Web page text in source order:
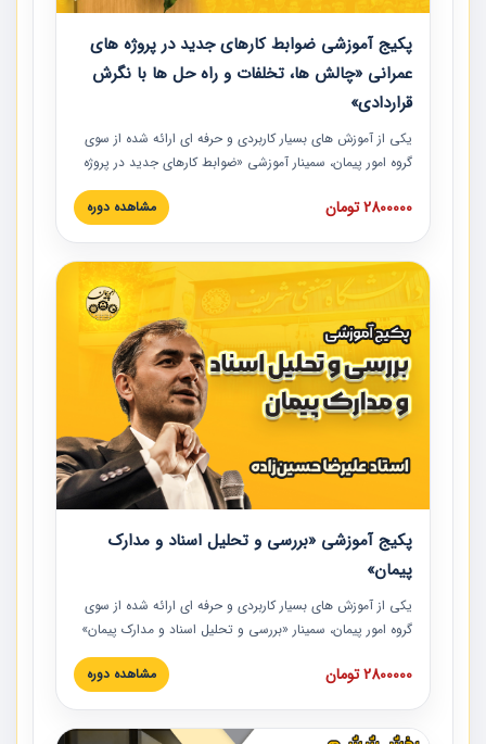
پکیج آموزشی ضوابط کارهای جدید در پروژه های
عمرانی «چالش ها، تخلفات و راه حل ها با نگرش
قراردادی»
یکی از آموزش‏‏‏‏‏‏ های بسیار کاربردی و حرفه‏ ای ارائه شده از سوی
گروه امور پیمان، سمینار آموزشی «ضوابط کارهای جدید در پروژه
های عمرانی» چالش ها، تخلفات و راه حل ها با نگرش قراردادی
است که در محل سندیکای شرکت های ساختمانی کشور ارائه شد.
مدارک پیمان به همراه تجربیات عملی ارائه شده است.
2800000 تومان مشاهده دوره
پکیج آموزشی «بررسی و تحلیل اسناد و مدارک
پیمان»
یکی از آموزش‏‏‏‏‏‏ های بسیار کاربردی و حرفه‏ ای ارائه شده از سوی
گروه امور پیمان، سمینار «بررسی و تحلیل اسناد و مدارک پیمان»
است که در دانشگاه صنعتی شریف ارائه شد. در این آموزش
نکات کلیدی مربوط به اسناد و مدارک پیمان، اولویت بندی اسناد
پیمان به همراه تجربیات عملی در این خصوص ارائه شده است.
2800000 تومان مشاهده دوره